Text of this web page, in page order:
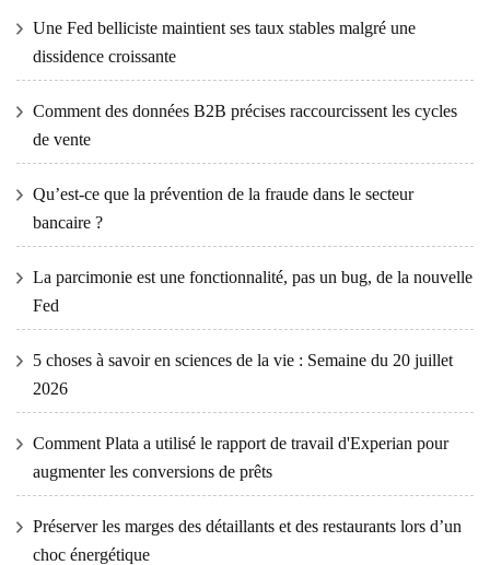
Une Fed belliciste maintient ses taux stables malgré une
dissidence croissante
Comment des données B2B précises raccourcissent les cycles
de vente
Qu’est-ce que la prévention de la fraude dans le secteur
bancaire ?
La parcimonie est une fonctionnalité, pas un bug, de la nouvelle
Fed
5 choses à savoir en sciences de la vie : Semaine du 20 juillet
2026
Comment Plata a utilisé le rapport de travail d'Experian pour
augmenter les conversions de prêts
Préserver les marges des détaillants et des restaurants lors d’un
choc énergétique